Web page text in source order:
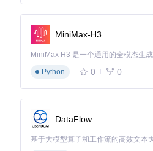
图像捕获与预处理模块
当你启动OCR功能时，系统首先通
ows.py 模块获取目标窗口句柄，
据。原始图像会经过
机视觉算法处理：
去噪处理
：通过高斯模糊去除游
对比度增强：使用自适应阈值算
这些预处理步骤直接影响后续识别
前需要先清理现场一样。
MiniMax-H3
Python
0 0
DataFlow
基于大模型算子和工作流的高效文本